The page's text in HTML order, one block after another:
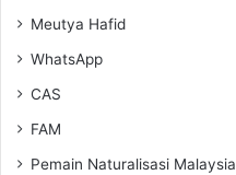
Meutya Hafid
WhatsApp
CAS
FAM
Pemain Naturalisasi Malaysia